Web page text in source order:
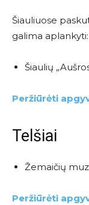
Šiauliuose
galima aplankyti:
Šiaulių
Peržiūrėti
Telšiai
Žemaičių
Peržiūrėti